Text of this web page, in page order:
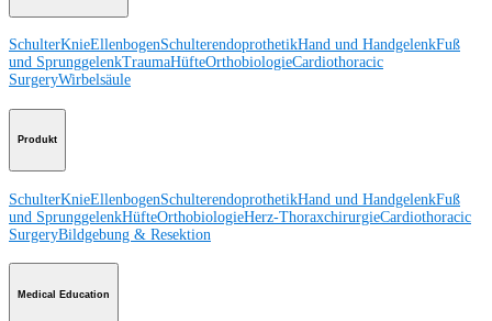
SchulterKnieEllenbogenSchulterendoprothetikHand und HandgelenkFuß
und SprunggelenkTraumaHüfteOrthobiologieCardiothoracic
SurgeryWirbelsäule
Produkt
SchulterKnieEllenbogenSchulterendoprothetikHand und HandgelenkFuß
und SprunggelenkHüfteOrthobiologieHerz-ThoraxchirurgieCardiothoracic
SurgeryBildgebung & Resektion
Medical Education